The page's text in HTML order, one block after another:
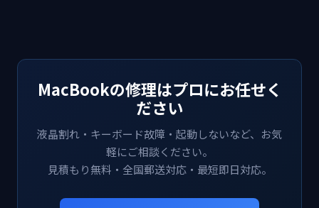
MacBookの修理はプロにお任せく
ださい
液晶割れ・キーボード故障・起動しないなど、お気
軽にご相談ください。
見積もり無料・全国郵送対応・最短即日対応。